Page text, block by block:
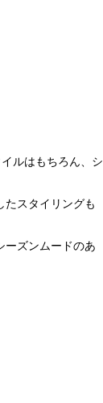
ルはもちろん、シ
たスタイリングも
ーズンムードのあ